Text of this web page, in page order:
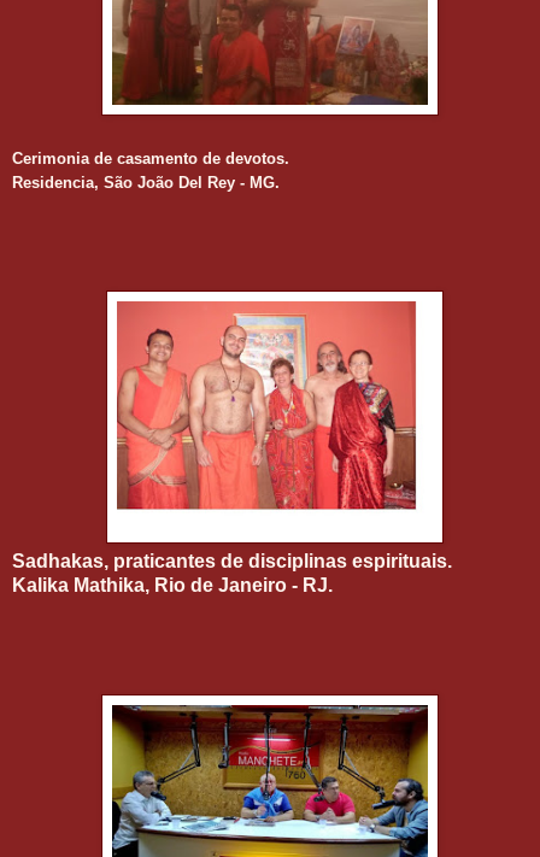
Cerimonia de casamento de devotos.
Residencia, São João Del Rey - MG.
Sadhakas, praticantes de disciplinas espirituais.
Kalika Mathika, Rio de Janeiro - RJ.